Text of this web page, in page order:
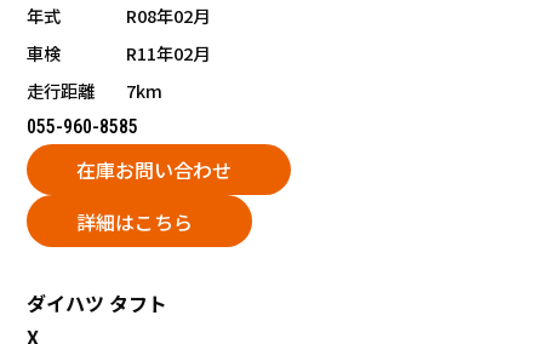
年式
R08年02月
車検
R11年02月
走行距離
7km
055-960-8585
在庫お問い合わせ
詳細はこちら
ダイハツ タフト
X